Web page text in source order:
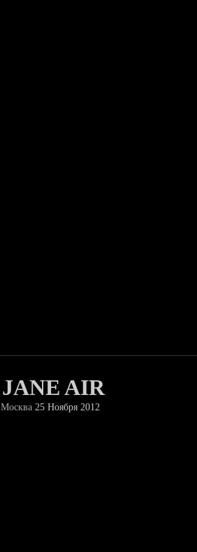
JANE AIR
Москва 25 Ноября 2012